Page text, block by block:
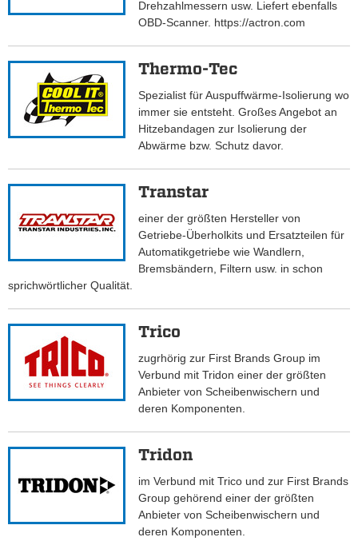
Drehzahlmessern usw. Liefert ebenfalls
OBD-Scanner. https://actron.com
Thermo-Tec
Spezialist für Auspuffwärme-Isolierung wo
immer sie entsteht. Großes Angebot an
Hitzebandagen zur Isolierung der
Abwärme bzw. Schutz davor.
Transtar
einer der größten Hersteller von
Getriebe-Überholkits und Ersatzteilen für
Automatikgetriebe wie Wandlern,
Bremsbändern, Filtern usw. in schon
sprichwörtlicher Qualität.
Trico
zugrhörig zur First Brands Group im
Verbund mit Tridon einer der größten
Anbieter von Scheibenwischern und
deren Komponenten.
Tridon
im Verbund mit Trico und zur First Brands
Group gehörend einer der größten
Anbieter von Scheibenwischern und
deren Komponenten.